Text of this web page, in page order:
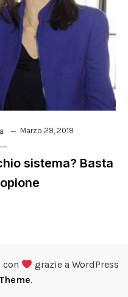
Marzo 29, 2019
sistema? Basta
con
grazie a WordPress
.